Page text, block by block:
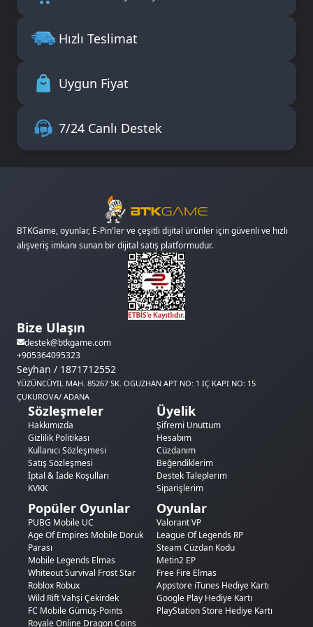
Hızlı Teslimat
Uygun Fiyat
7/24 Canlı Destek
BTKGame, oyunlar, E-Pin'ler ve çeşitli dijital ürünler için güvenli ve hızlı
alışveriş imkanı sunan bir dijital satış platformudur.
Bize Ulaşın
destek@btkgame.com
+905364095323
Seyhan / 1871712552
YÜZÜNCÜYIL MAH. 85267 SK. OGUZHAN APT NO: 1 IÇ KAPI NO: 15
ÇUKUROVA/ ADANA
Sözleşmeler
Hakkımızda
Gizlilik Politikası
Kullanıcı Sözleşmesi
Satış Sözleşmesi
İptal & İade Koşulları
KVKK
Üyelik
Şifremi Unuttum
Hesabım
Cüzdanım
Beğendiklerim
Destek Taleplerim
Siparişlerim
Popüler Oyunlar
PUBG Mobile UC
Age Of Empires Mobile Doruk
Parası
Mobile Legends Elmas
Whiteout Survival Frost Star
Roblox Robux
Wild Rift Vahşi Çekirdek
FC Mobile Gümüş-Points
Royale Online Dragon Coins
Oyunlar
Valorant VP
League Of Legends RP
Steam Cüzdan Kodu
Metin2 EP
Free Fire Elmas
Appstore iTunes Hediye Kartı
Google Play Hediye Kartı
PlayStation Store Hediye Kartı